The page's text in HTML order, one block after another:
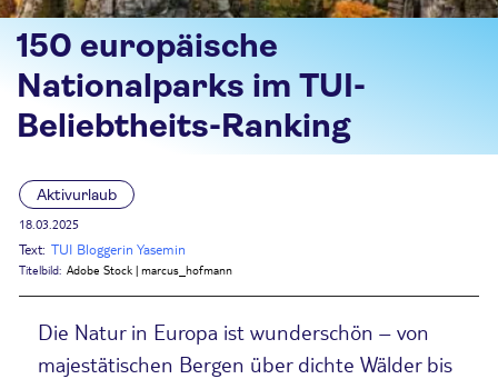
150 europäische
Nationalparks im TUI-
Beliebtheits-Ranking
Aktivurlaub
18.03.2025
Text: TUI Bloggerin Yasemin
Titelbild: Adobe Stock | marcus_hofmann
Die Natur in Europa ist wunderschön – von
majestätischen Bergen über dichte Wälder bis